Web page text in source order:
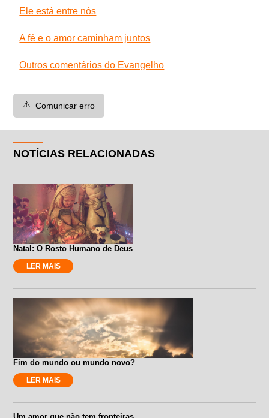
Ele está entre nós
A fé e o amor caminham juntos
Outros comentários do Evangelho
⚠️ Comunicar erro
NOTÍCIAS RELACIONADAS
Natal: O Rosto Humano de Deus
LER MAIS
Fim do mundo ou mundo novo?
LER MAIS